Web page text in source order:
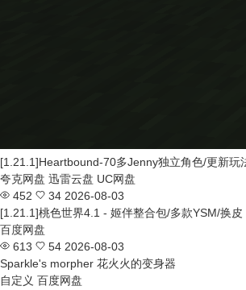
[1.21.1]Heartbound-70多Jenny独立角色/更新玩
夸克网盘 迅雷云盘 UC网盘
452
34 2026-08-03
[1.21.1]桃色世界4.1 - 姬伴整合包/多款YSM/换皮
百度网盘
613
54 2026-08-03
Sparkle's morpher 花火火的变身器
自定义 百度网盘